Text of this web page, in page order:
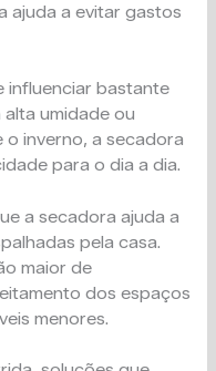
ajuda a evitar gastos
influenciar bastante
alta umidade ou
inverno, a secadora
para o dia a dia.
a secadora ajuda a
pela casa.
maior de
dos espaços
menores.